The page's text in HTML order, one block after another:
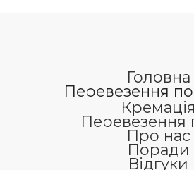
Головна
Перевезення
Кремація
Перевезення
Про нас
Поради
Відгуки